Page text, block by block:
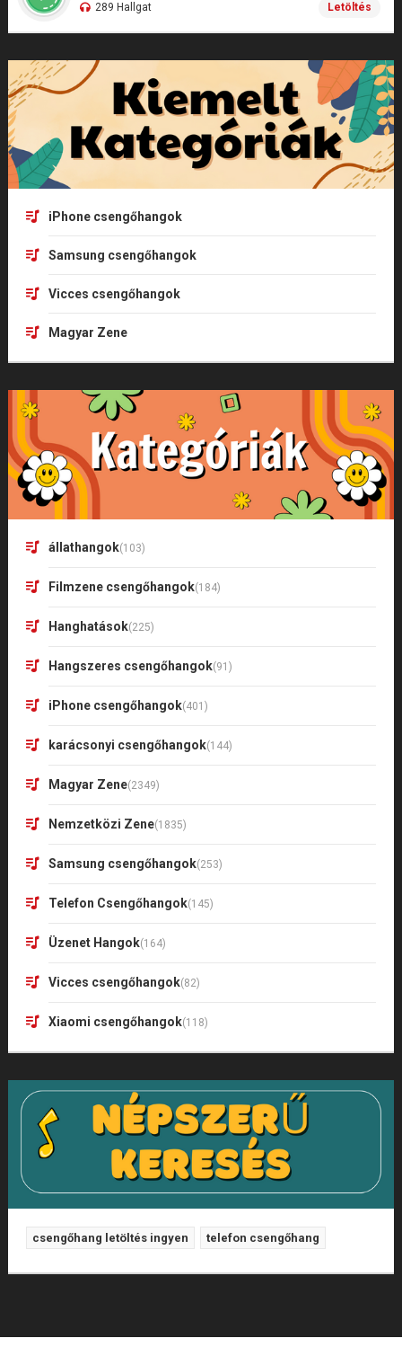
289 Hallgat Letöltés
iPhone csengőhangok
Samsung csengőhangok
Vicces csengőhangok
Magyar Zene
állathangok(103)
Filmzene csengőhangok(184)
Hanghatások(225)
Hangszeres csengőhangok(91)
iPhone csengőhangok(401)
karácsonyi csengőhangok(144)
Magyar Zene(2349)
Nemzetközi Zene(1835)
Samsung csengőhangok(253)
Telefon Csengőhangok(145)
Üzenet Hangok(164)
Vicces csengőhangok(82)
Xiaomi csengőhangok(118)
csengőhang letöltés ingyen telefon csengőhang